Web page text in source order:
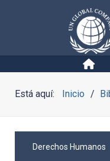
Está aquí: Inicio
Derechos Humanos